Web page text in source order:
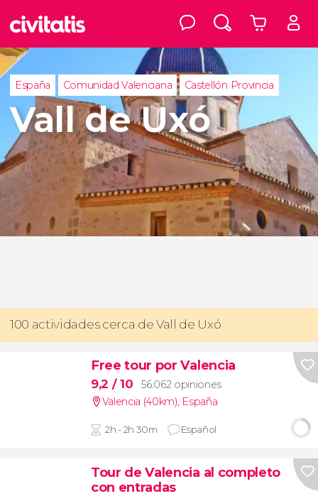
España Comunidad Valenciana Castellón Provincia
Vall de Uxó
100 actividades cerca de Vall de Uxó
Free tour por Valencia
9,2 / 10
56.062 opiniones
Valencia (40km) España
2h - 2h 30m Español
Tour de Valencia al completo
con entradas